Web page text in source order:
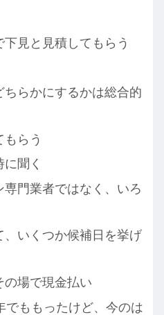
下見と見積してもらう
らかにするかは総合的
らう
聞く
門業者ではなく、いろ
、いくつか候補日を挙げ
の場で現金払い
でももったけど、今のは